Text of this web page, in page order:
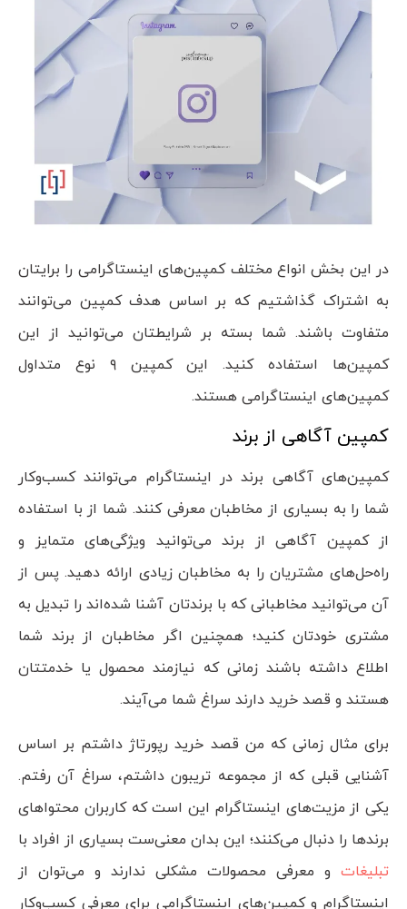
در این بخش انواع مختلف کمپین‌های اینستاگرامی را برایتان
به اشتراک گذاشتیم که بر اساس هدف کمپین می‌توانند
متفاوت باشند. شما بسته بر شرایطتان می‌توانید از این
کمپین‌ها استفاده کنید. این کمپین ۹ نوع متداول
کمپین‌های اینستاگرامی هستند.
کمپین آگاهی از برند
کمپین‌های آگاهی برند در اینستاگرام می‌توانند کسب‌وکار
شما را به بسیاری از مخاطبان معرفی کنند. شما از با استفاده
از کمپین آگاهی از برند می‌توانید ویژگی‌های متمایز و
راه‌حل‌های مشتریان را به مخاطبان زیادی ارائه دهید. پس از
آن می‌توانید مخاطبانی که با برندتان آشنا شده‌اند را تبدیل به
مشتری خودتان کنید؛ همچنین اگر مخاطبان از برند شما
اطلاع داشته باشند زمانی که نیازمند محصول یا خدمتتان
هستند و قصد خرید دارند سراغ شما می‌آیند.
برای مثال زمانی که من قصد خرید رپورتاژ داشتم بر اساس
آشنایی قبلی که از مجموعه تریبون داشتم، سراغ آن رفتم.
یکی از مزیت‌های اینستاگرام این است که کاربران محتوا‌های
برند‌ها را دنبال می‌کنند؛ این بدان معنی‌ست بسیاری از افراد با
تبلیغات و معرفی محصولات مشکلی ندارند و می‌توان از
اینستاگرام و کمپین‌های اینستاگرامی برای معرفی کسب‌و‌کار